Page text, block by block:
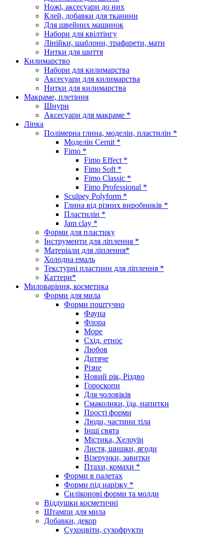
Ножі, аксесуари до них
Клей, добавки для тканини
Для швейних машинок
Набори для квілтінгу
Лінійки, шаблони, трафарети, мати
Нитки для шиття
Килимарство
Набори для килимарства
Аксесуари для килимарства
Нитки для килимарства
Макраме, плетіння
Шнури
Аксесуари для макраме *
Ліпка
Полімерна глина, моделін, пластилін *
Моделін Cernit *
Fimo *
Fimo Effect *
Fimo Soft *
Fimo Classic *
Fimo Professional *
Sculpey Polyform *
Глина від різних виробників *
Пластилін *
Jam clay *
Форми для пластику
Інструменти для ліплення *
Матеріали для ліплення*
Холодна емаль
Текстурні пластини для ліплення *
Каттери*
Миловаріння, косметика
Форми для мила
Форми поштучно
Фауна
Флора
Море
Схід, етнос
Любов
Дитяче
Різне
Новий рік, Різдво
Гороскопи
Для чоловіків
Смаколики, їда, напитки
Прості форми
Люди, частини тіла
Інші свята
Містика, Хелоуїн
Листя, шишки, ягоди
Візерунки, завитки
Птахи, комахи *
Форми в палетах
Форми під нарізку *
Силіконові форми та молди
Віддушки косметичні
Штампи для мила
Добавки, декор
Сухоцвіти, сухофрукти